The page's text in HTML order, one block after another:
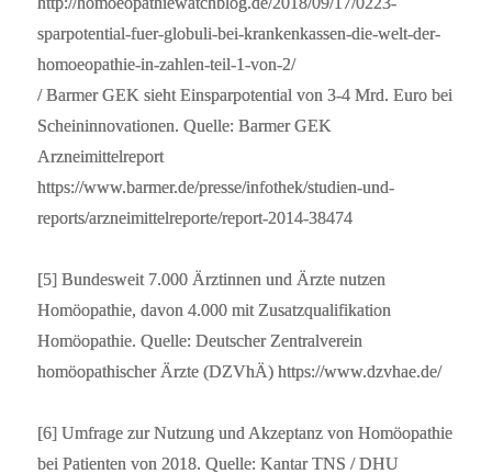
sparpotential-fuer-globuli-bei-krankenkassen-die-welt-der-
homoeopathie-in-zahlen-teil-1-von-2/
/ Barmer GEK sieht Einsparpotential von 3-4 Mrd. Euro bei
Scheininnovationen. Quelle: Barmer GEK
Arzneimittelreport
https://www.barmer.de/presse/infothek/studien-und-
reports/arzneimittelreporte/report-2014-38474
[5] Bundesweit 7.000 Ärztinnen und Ärzte nutzen
Homöopathie, davon 4.000 mit Zusatzqualifikation
Homöopathie. Quelle: Deutscher Zentralverein
homöopathischer Ärzte (DZVhÄ) https://www.dzvhae.de/
[6] Umfrage zur Nutzung und Akzeptanz von Homöopathie
bei Patienten von 2018. Quelle: Kantar TNS / DHU